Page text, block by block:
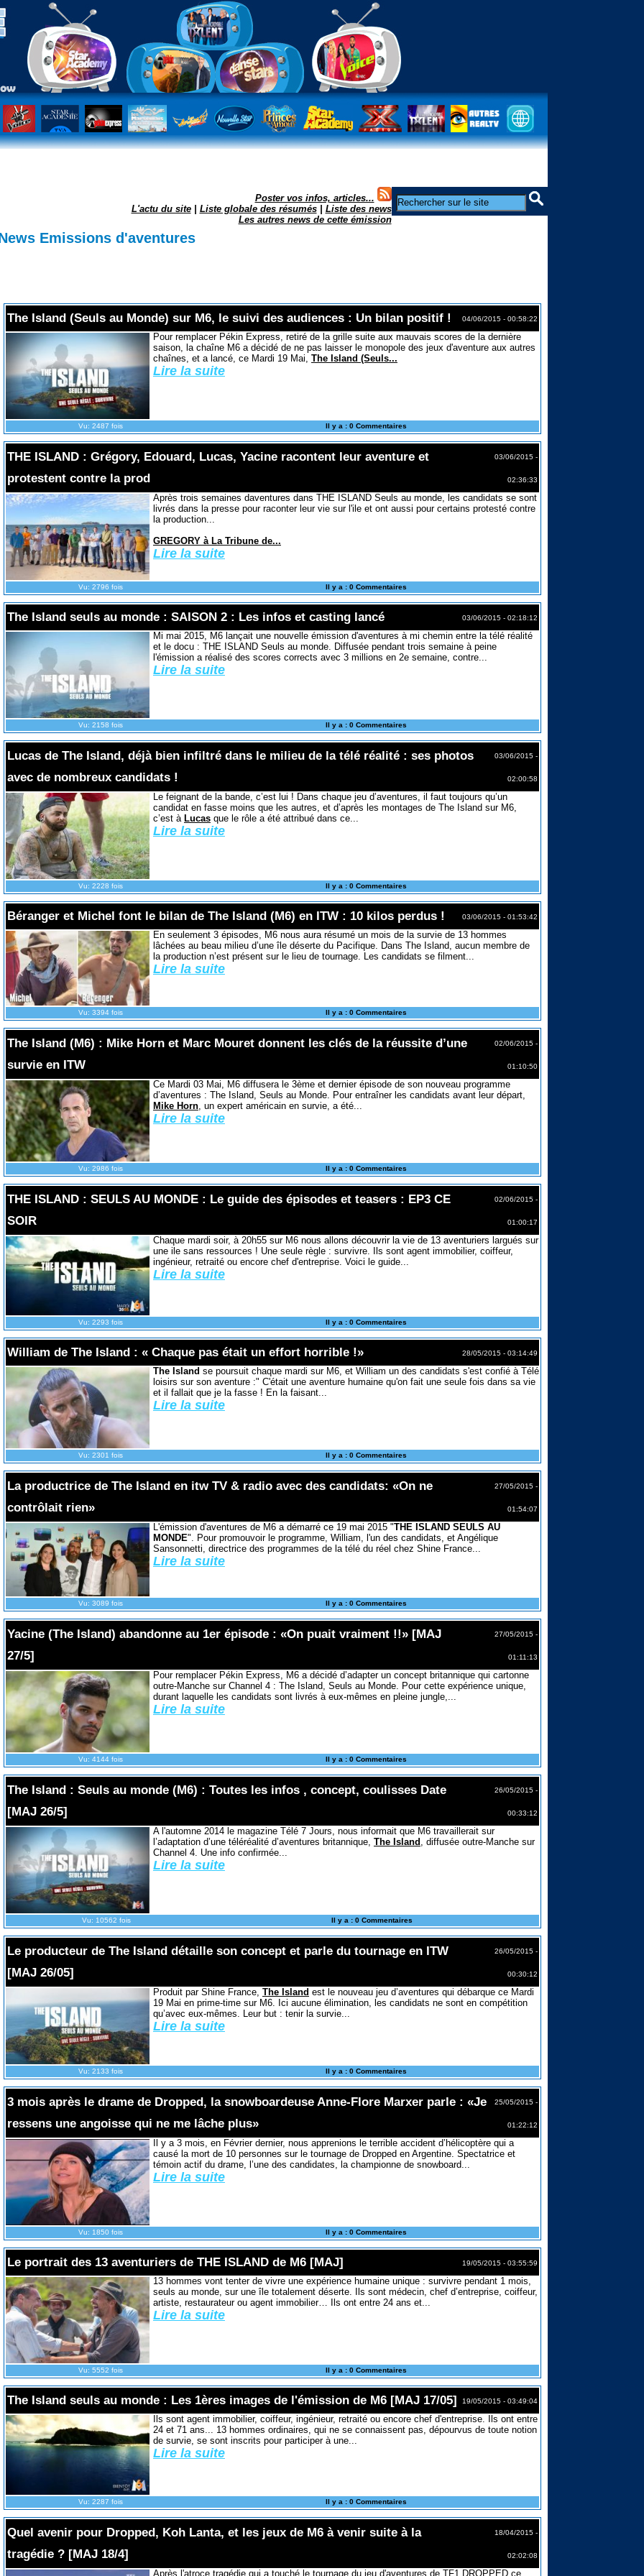
Poster vos infos, articles...
L'actu du site| Liste globale des résumés| Liste des news
Les autres news de cette émission
Emissions d'aventures
The Island (Seuls au Monde) sur M6, le suivi des audiences : Un bilan positif ! 04/06/2015 - 00:58:22
Pour remplacer Pékin Express, retiré de la grille suite aux mauvais scores de la dernière
saison, la chaîne M6 a décidé de ne pas laisser le monopole des jeux d'aventure aux autres
chaînes, et a lancé, ce Mardi 19 Mai, The Island (Seuls...
Lire la suite
Vu: 2487 fois Il y a : 0 Commentaires
THE ISLAND : Grégory, Edouard, Lucas, Yacine racontent leur aventure et
protestent contre la prod
03/06/2015 -
02:36:33
Après trois semaines daventures dans THE ISLAND Seuls au monde, les candidats se sont
livrés dans la presse pour raconter leur vie sur l'ile et ont aussi pour certains protesté contre
la production...
GREGORY à La Tribune de...
Lire la suite
Vu: 2796 fois Il y a : 0 Commentaires
The Island seuls au monde : SAISON 2 : Les infos et casting lancé 03/06/2015 - 02:18:12
Mi mai 2015, M6 lançait une nouvelle émission d'aventures à mi chemin entre la télé réalité
et le docu : THE ISLAND Seuls au monde. Diffusée pendant trois semaine à peine
l'émission a réalisé des scores corrects avec 3 millions en 2e semaine, contre...
Lire la suite
Vu: 2158 fois Il y a : 0 Commentaires
Lucas de The Island, déjà bien infiltré dans le milieu de la télé réalité : ses photos
avec de nombreux candidats !
03/06/2015 -
02:00:58
Le feignant de la bande, c’est lui ! Dans chaque jeu d’aventures, il faut toujours qu’un
candidat en fasse moins que les autres, et d’après les montages de The Island sur M6,
c’est à Lucasque le rôle a été attribué dans ce...
Lire la suite
Vu: 2228 fois Il y a : 0 Commentaires
Béranger et Michel font le bilan de The Island (M6) en ITW : 10 kilos perdus ! 03/06/2015 - 01:53:42
En seulement 3 épisodes, M6 nous aura résumé un mois de la survie de 13 hommes
lâchées au beau milieu d’une île déserte du Pacifique. Dans The Island, aucun membre de
la production n’est présent sur le lieu de tournage. Les candidats se filment...
Lire la suite
Vu: 3394 fois Il y a : 0 Commentaires
The Island (M6) : Mike Horn et Marc Mouret donnent les clés de la réussite d’une
survie en ITW
02/06/2015 -
01:10:50
Ce Mardi 03 Mai, M6 diffusera le 3ème et dernier épisode de son nouveau programme
d’aventures : The Island, Seuls au Monde. Pour entraîner les candidats avant leur départ,
Mike Horn, un expert américain en survie, a été...
Lire la suite
Vu: 2986 fois Il y a : 0 Commentaires
THE ISLAND : SEULS AU MONDE : Le guide des épisodes et teasers : EP3 CE
SOIR
02/06/2015 -
01:00:17
Chaque mardi soir, à 20h55 sur M6 nous allons découvrir la vie de 13 aventuriers largués sur
une ile sans ressources ! Une seule règle : survivre. Ils sont agent immobilier, coiffeur,
ingénieur, retraité ou encore chef d'entreprise. Voici le guide...
Lire la suite
Vu: 2293 fois Il y a : 0 Commentaires
William de The Island : « Chaque pas était un effort horrible !» 28/05/2015 - 03:14:49
The Island se poursuit chaque mardi sur M6, et William un des candidats s'est confié à Télé
loisirs sur son aventure :" C'était une aventure humaine qu'on fait une seule fois dans sa vie
et il fallait que je la fasse ! En la faisant...
Lire la suite
Vu: 2301 fois Il y a : 0 Commentaires
La productrice de The Island en itw TV & radio avec des candidats: «On ne
contrôlait rien»
27/05/2015 -
01:54:07
L'émission d'aventures de M6 a démarré ce 19 mai 2015 "THE ISLAND SEULS AU
MONDE". Pour promouvoir le programme, William, l'un des candidats, et Angélique
Sansonnetti, directrice des programmes de la télé du réel chez Shine France...
Lire la suite
Vu: 3089 fois Il y a : 0 Commentaires
Yacine (The Island) abandonne au 1er épisode : «On puait vraiment !!» [MAJ
27/5]
27/05/2015 -
01:11:13
Pour remplacer Pékin Express, M6 a décidé d’adapter un concept britannique qui cartonne
outre-Manche sur Channel 4 : The Island, Seuls au Monde. Pour cette expérience unique,
durant laquelle les candidats sont livrés à eux-mêmes en pleine jungle,...
Lire la suite
Vu: 4144 fois Il y a : 0 Commentaires
The Island : Seuls au monde (M6) : Toutes les infos , concept, coulisses Date
[MAJ 26/5]
26/05/2015 -
00:33:12
A l'automne 2014 le magazine Télé 7 Jours, nous informait que M6 travaillerait sur
l’adaptation d’une téléréalité d’aventures britannique, The Island
, diffusée outre-Manche sur
Channel 4. Une info confirmée...
Lire la suite
Vu: 10562 fois Il y a : 0 Commentaires
Le producteur de The Island détaille son concept et parle du tournage en ITW
[MAJ 26/05]
26/05/2015 -
00:30:12
Produit par Shine France, The Island est le nouveau jeu d’aventures qui débarque ce Mardi
19 Mai en prime-time sur M6. Ici aucune élimination, les candidats ne sont en compétition
qu’avec eux-mêmes. Leur but : tenir la survie...
Lire la suite
Vu: 2133 fois Il y a : 0 Commentaires
3 mois après le drame de Dropped, la snowboardeuse Anne-Flore Marxer parle : «Je
ressens une angoisse qui ne me lâche plus»
25/05/2015 -
01:22:12
Il y a 3 mois, en Février dernier, nous apprenions le terrible accident d’hélicoptère qui a
causé la mort de 10 personnes sur le tournage de Dropped en Argentine. Spectatrice et
témoin actif du drame, l’une des candidates, la championne de snowboard...
Lire la suite
Vu: 1850 fois Il y a : 0 Commentaires
Le portrait des 13 aventuriers de THE ISLAND de M6 [MAJ] 19/05/2015 - 03:55:59
13 hommes vont tenter de vivre une expérience humaine unique : survivre pendant 1 mois,
seuls au monde, sur une île totalement déserte. Ils sont médecin, chef d’entreprise, coiffeur,
artiste, restaurateur ou agent immobilier… Ils ont entre 24 ans et...
Lire la suite
Vu: 5552 fois Il y a : 0 Commentaires
The Island seuls au monde : Les 1ères images de l'émission de M6 [MAJ 17/05] 19/05/2015 - 03:49:04
Ils sont agent immobilier, coiffeur, ingénieur, retraité ou encore chef d'entreprise. Ils ont entre
24 et 71 ans... 13 hommes ordinaires, qui ne se connaissent pas, dépourvus de toute notion
de survie, se sont inscrits pour participer à une...
Lire la suite
Vu: 2287 fois Il y a : 0 Commentaires
Quel avenir pour Dropped, Koh Lanta, et les jeux de M6 à venir suite à la
tragédie ? [MAJ 18/4]
18/04/2015 -
02:02:08
Après l'atroce tragédie qui a touché le tournage du jeu d'aventures de TF1 DROPPED ce